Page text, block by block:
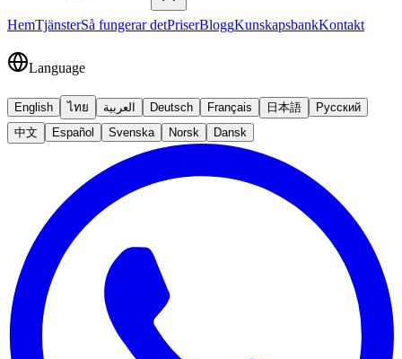
HemTjänsterSå fungerar detPriserBloggKunskapsbankKontakt
Language
English ไทย العربية Deutsch Français 日本語
Русский
中文
Español Svenska Norsk Dansk